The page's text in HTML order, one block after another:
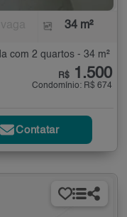
34 m²
com 2 quartos - 34 m²
R$ 1.500
Condomínio: R$ 674
Contatar